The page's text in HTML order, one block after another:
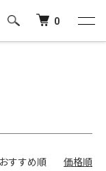
0
おすすめ順 価格順